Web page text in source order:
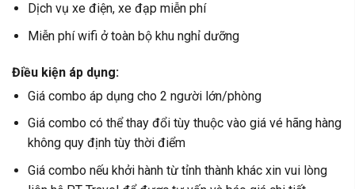
Dịch vụ xe điện, xe đạp miễn phí
Miễn phí wifi ở toàn bộ khu nghỉ dưỡng
Điều kiện áp dụng:
Giá combo áp dụng cho 2 người lớn/phòng
Giá combo có thể thay đổi tùy thuộc vào giá vé hãng hàng
không quy định tùy thời điểm
Giá combo nếu khởi hành từ tỉnh thành khác xin vui lòng